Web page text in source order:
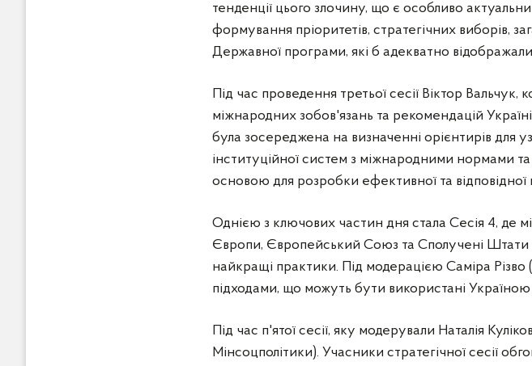
тенденції цього злочину, що є особливо
формування пріоритетів, стратегічних виборів,
Державної програми, які б адекватно
Під час проведення третьої сесії Віктор
міжнародних зобов'язань та рекомендацій
була зосереджена на визначенні орієнтирів для
інституційної систем з міжнародними нормами
основою для розробки ефективної та
Однією з ключових частин дня стала Сесія 4, де
Європи, Європейський Союз та Сполучені Штати
найкращі практики. Під модерацією Саміра Різво
підходами, що можуть бути використані
Під час п'ятої сесії, яку модерували Наталія
Мінсоцполітики). Учасники стратегічної сесії